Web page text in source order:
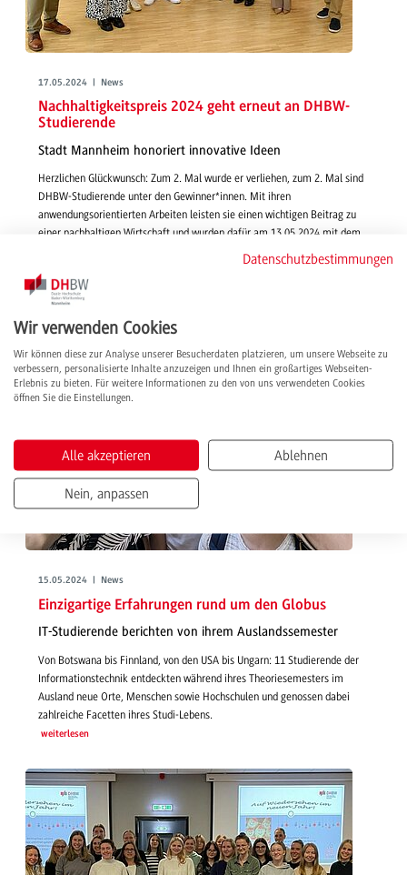
17.05.2024 | News
Nachhaltigkeitspreis 2024 geht erneut an DHBW-
Studierende
Stadt Mannheim honoriert innovative Ideen
Herzlichen Glückwunsch: Zum 2. Mal wurde er verliehen, zum 2. Mal sind
DHBW-Studierende unter den Gewinner*innen. Mit ihren
anwendungsorientierten Arbeiten leisten sie einen wichtigen Beitrag zu
einer nachhaltigen Wirtschaft und wurden dafür am 13.05.2024 mit dem
15.05.2024 | News
Einzigartige Erfahrungen rund um den Globus
IT-Studierende berichten von ihrem Auslandssemester
Von Botswana bis Finnland, von den USA bis Ungarn: 11 Studierende der
Informationstechnik entdeckten während ihres Theoriesemesters im
Ausland neue Orte, Menschen sowie Hochschulen und genossen dabei
zahlreiche Facetten ihres Studi-Lebens.
weiterlesen
Datenschutzbestimmungen
Wir verwenden Cookies
Wir können diese zur Analyse unserer Besucherdaten platzieren, um unsere Webseite zu
verbessern, personalisierte Inhalte anzuzeigen und Ihnen ein großartiges Webseiten-
Erlebnis zu bieten. Für weitere Informationen zu den von uns verwendeten Cookies
öffnen Sie die Einstellungen.
Alle akzeptieren Ablehnen
Nein, anpassen